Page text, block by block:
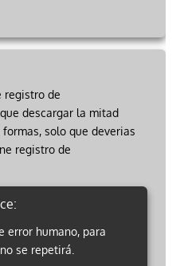
registro de
descargar la mitad
solo que deverias
registro de
error humano, para
se repetirá.